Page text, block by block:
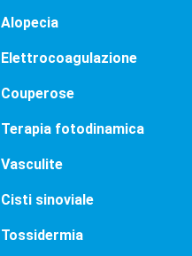
Alopecia
Elettrocoagulazione
Couperose
Terapia fotodinamica
Vasculite
Cisti sinoviale
Tossidermia